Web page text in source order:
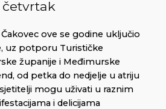
četvrtak
ove se godine uključio
uz potporu Turističke
županije i Međimurske
od petka do nedjelje u atriju
mogu uživati u raznim
i delicijama